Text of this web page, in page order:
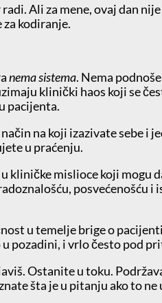
Ali za mene, ovaj dan
kodiranje.
nema sistema. Nema
klinički haos koji se
pacijenta.
na koji izazivate sebe i
u praćenju.
kliničke mislioce koji mogu
posvećenošću i
u temelje brige o
pozadini, i vrlo često pod
Ostanite u toku.
šta je u pitanju ako to